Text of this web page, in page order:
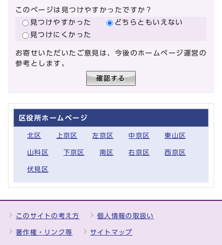
このページは見つけやすかったですか？
見つけやすかった
どちらともいえない
見つけにくかった
お寄せいただいたご意見は、今後のホームページ運営の
参考とします。
区役所ホームページ
北区 上京区 左京区 中京区 東山区
山科区 下京区 南区 右京区 西京区
伏見区
このサイトの考え方 個人情報の取扱い
著作権・リンク等 サイトマップ